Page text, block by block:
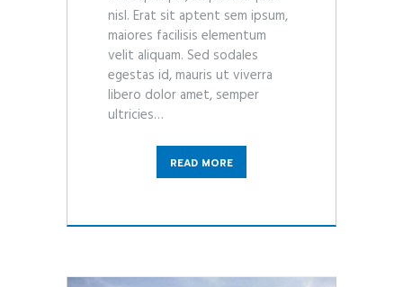
nisl. Erat sit aptent sem ipsum,
maiores facilisis elementum
velit aliquam. Sed sodales
egestas id, mauris ut viverra
libero dolor amet, semper
ultricies…
READ MORE